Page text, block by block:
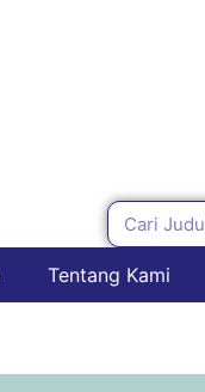
Tentang Kami